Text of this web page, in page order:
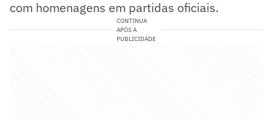
com homenagens em partidas oficiais.
CONTINUA
APÓS A
PUBLICIDADE